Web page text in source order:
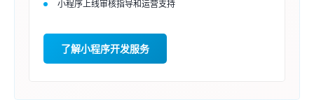
小程序上线审核指导和运营支持
了解小程序开发服务